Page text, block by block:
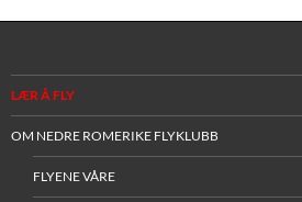
LÆR Å FLY
OM NEDRE ROMERIKE FLYKLUBB
FLYENE VÅRE